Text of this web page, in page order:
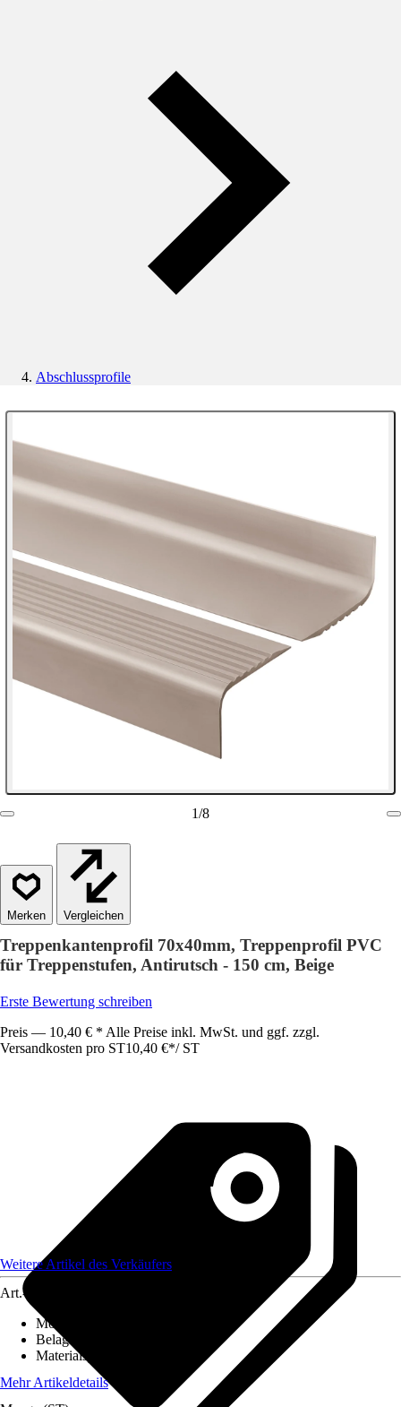
Abschlussprofile
1/8
Vergleichen
Treppenkantenprofil 70x40mm, Treppenprofil PVC
für Treppenstufen, Antirutsch - 150 cm, Beige
Erste Bewertung schreiben
Preis — 10,40 € * Alle Preise inkl. MwSt. und ggf. zzgl.
Versandkosten pro ST10,40 €*/ ST
Weitere Artikel des Verkäufers
Art.-Nr.
Montageart
Belagstärke
Materialspezifizierung
Mehr Artikeldetails